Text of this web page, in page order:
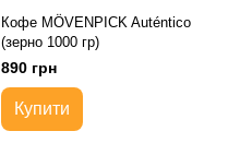
Кофе MÖVENPICK Auténtico
(зерно 1000 гр)
890 грн
Купити